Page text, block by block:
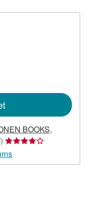
BOOKS,
Seller
rating
4